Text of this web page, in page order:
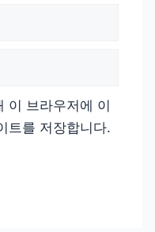
이 브라우저에 이
트를 저장합니다.